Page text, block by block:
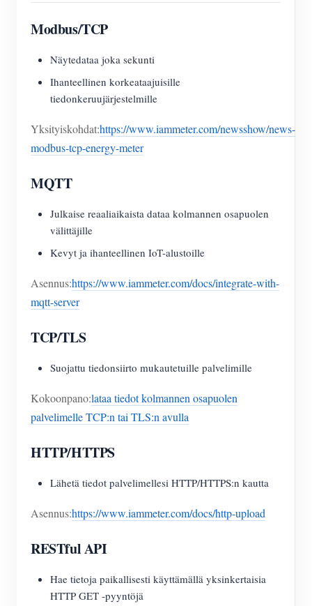
Modbus/TCP
Näytedataa joka sekunti
Ihanteellinen korkeataajuisille
tiedonkeruujärjestelmille
Yksityiskohdat:https://www.iammeter.com/newsshow/news-
modbus-tcp-energy-meter
MQTT
Julkaise reaaliaikaista dataa kolmannen osapuolen
välittäjille
Kevyt ja ihanteellinen IoT-alustoille
Asennus:https://www.iammeter.com/docs/integrate-with-
mqtt-server
TCP/TLS
Suojattu tiedonsiirto mukautetuille palvelimille
Kokoonpano:lataa tiedot kolmannen osapuolen
palvelimelle TCP:n tai TLS:n avulla
HTTP/HTTPS
Lähetä tiedot palvelimellesi HTTP/HTTPS:n kautta
Asennus:https://www.iammeter.com/docs/http-upload
RESTful API
Hae tietoja paikallisesti käyttämällä yksinkertaisia
HTTP GET -pyyntöjä